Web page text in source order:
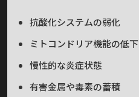
抗酸化システムの弱化
ミトコンドリア機能の低下
慢性的な炎症状態
有害金属や毒素の蓄積